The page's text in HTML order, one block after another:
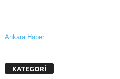
Ankara Haber
KATEGORİ